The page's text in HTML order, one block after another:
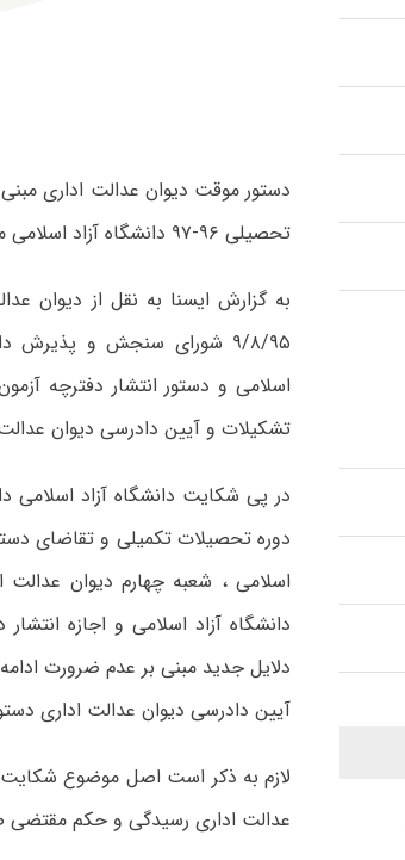
دستور موقت دیوان عدالت اداری
تحصیلی ۹۶-۹۷ دانشگاه آزاد اسلامی منتفی شد.
۹/۸/۹۵ شورای سنجش و
تشکیلات و آیین دادرسی دیوان
در پی شکایت دانشگاه آزاد
دوره تحصیلات تکمیلی و تقاضای
دانشگاه آزاد اسلامی و اجازه
آیین دادرسی دیوان عدالت اداری
لازم به ذکر است اصل موضوع
عدالت اداری رسیدگی و حکم